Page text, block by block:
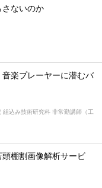
さないのか
楽プレーヤーに潜むバ
込み技術研究科 非常勤講師（工
棚割画像解析サービ